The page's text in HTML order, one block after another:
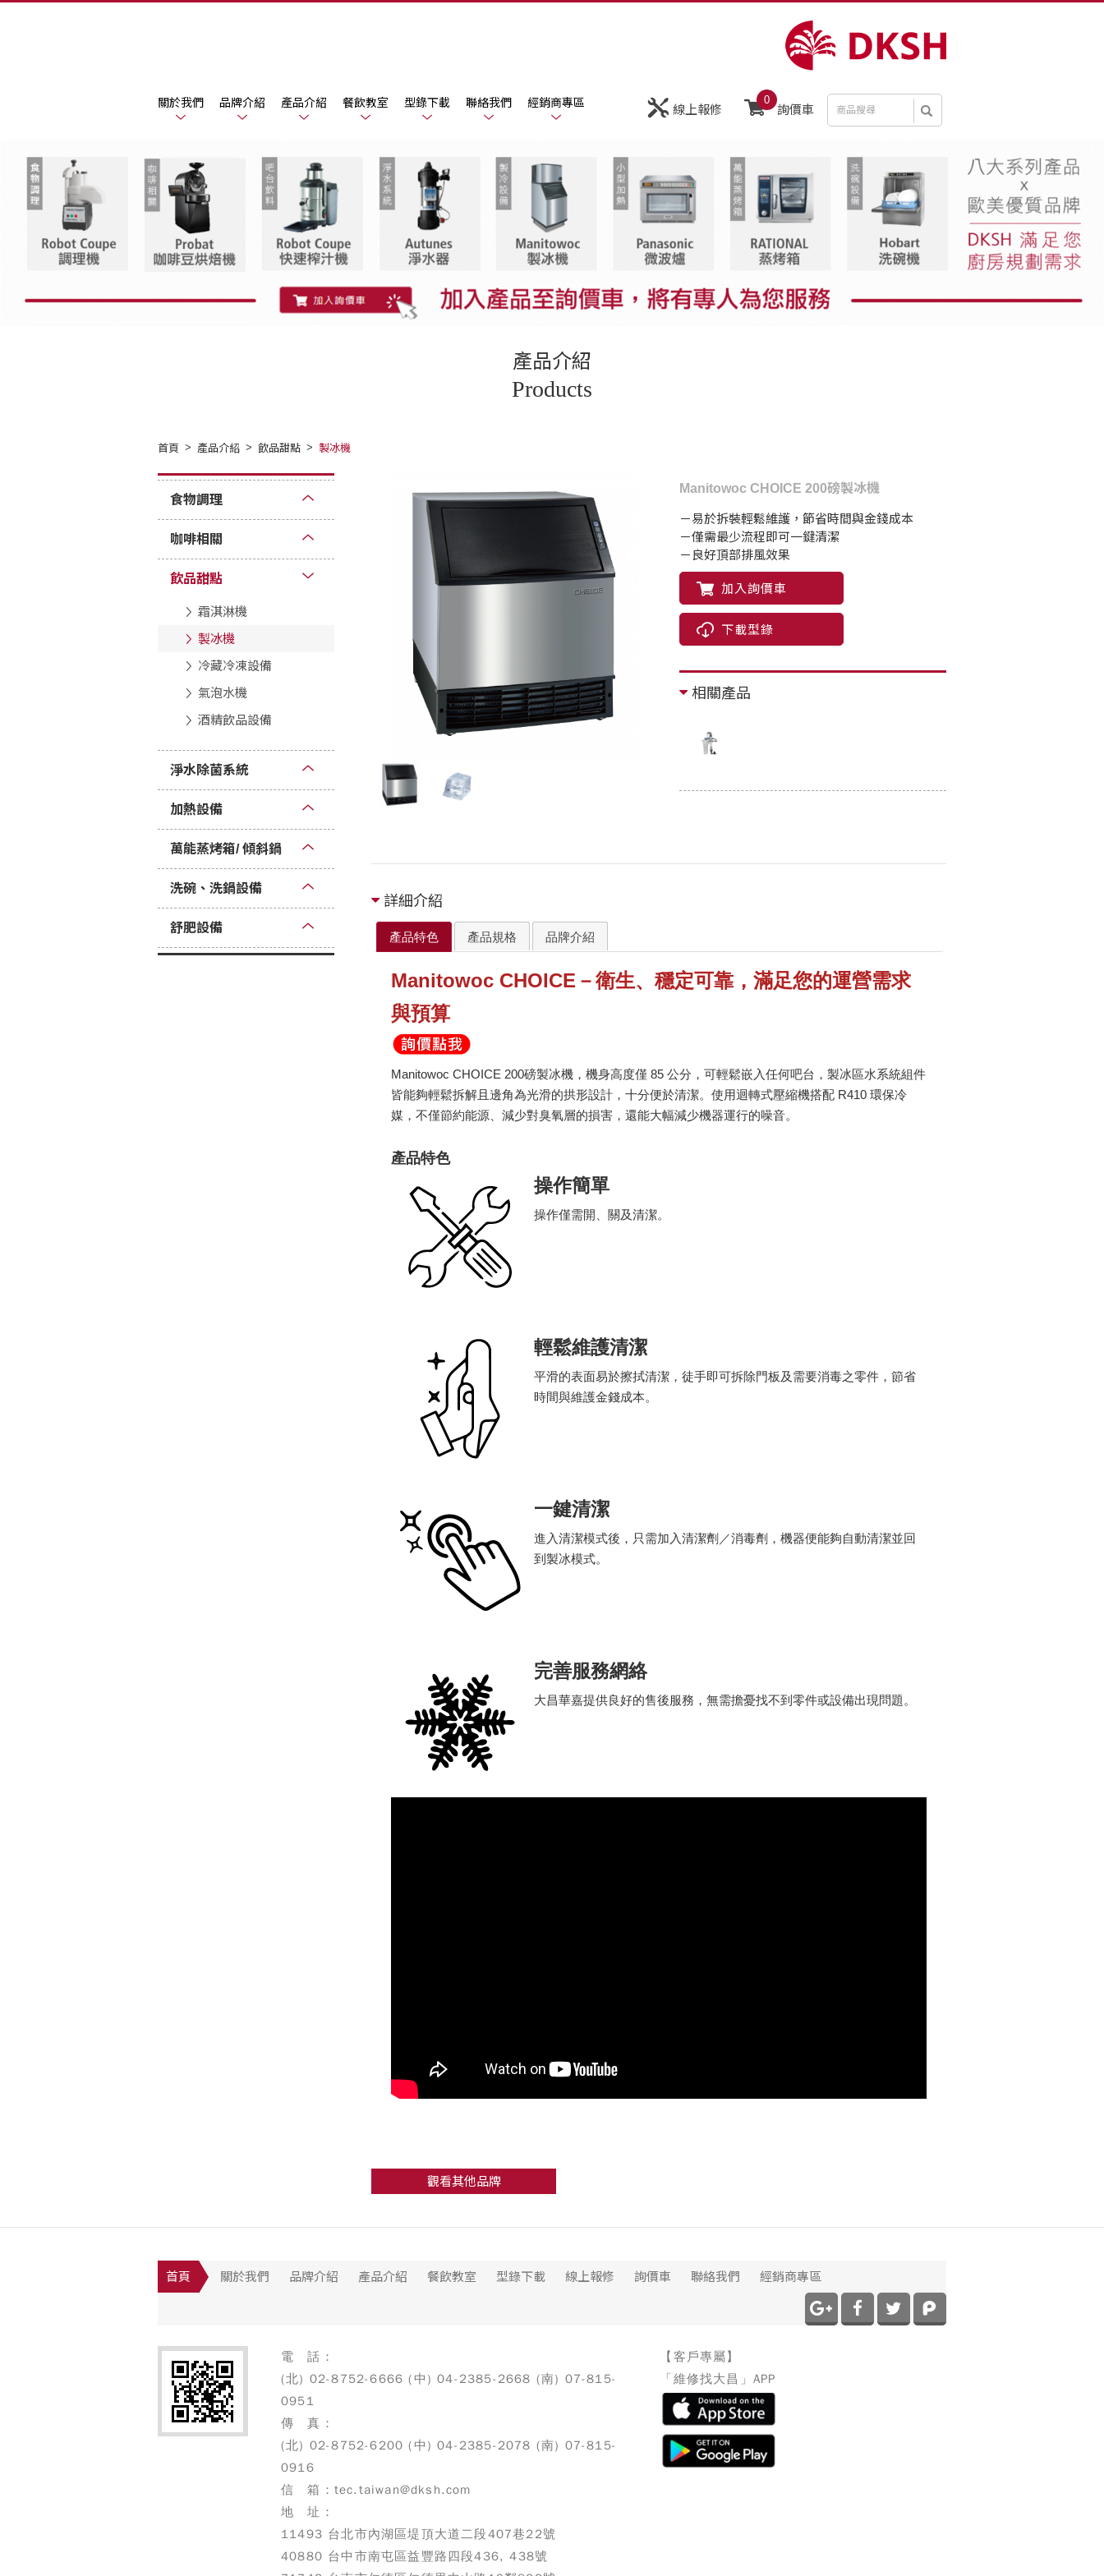
線上報修 詢價車
0
關於我們 品牌介紹 產品介紹 餐飲教室 型錄下載 聯絡我們 經銷商專區
產品介紹
Products
首頁 產品介紹 飲品甜點 製冰機
食物調理
咖啡相關
飲品甜點
霜淇淋機
製冰機
冷藏冷凍設備
氣泡水機
酒精飲品設備
淨水除菌系統
加熱設備
萬能蒸烤箱/ 傾斜鍋
洗碗、洗鍋設備
舒肥設備
Manitowoc CHOICE 200磅製冰機
－易於拆裝輕鬆維護，節省時間與金錢成本
－僅需最少流程即可一鍵清潔
－良好頂部排風效果
加入詢價車
下載型錄
相關產品
詳細介紹
產品特色 產品規格 品牌介紹
Manitowoc CHOICE－衛生、穩定可靠，滿足您的運營需求
與預算
Manitowoc CHOICE 200磅製冰機，機身高度僅 85 公分，可輕鬆嵌入任何吧台，製冰區水系統組件
皆能夠輕鬆拆解且邊角為光滑的拱形設計，十分便於清潔。使用迴轉式壓縮機搭配 R410 環保冷
媒，不僅節約能源、減少對臭氧層的損害，還能大幅減少機器運行的噪音。
產品特色
操作簡單
操作僅需開、關及清潔。
輕鬆維護清潔
​平滑的表面易於擦拭清潔，徒手即可拆除門板及需要消毒之零件，節省
時間與維護金錢成本。
一鍵清潔
進入清潔模式後，只需加入清潔劑／消毒劑，機器便能夠自動清潔並回
到製冰模式。
完善服務網絡
大昌華嘉提供良好的售後服務，無需擔憂找不到零件或設備出現問題。
觀看其他品牌
首頁 關於我們 品牌介紹 產品介紹 餐飲教室 型錄下載 線上報修 詢價車 聯絡我們 經銷商專區
電 話：
(北) 02-8752-6666 (中) 04-2385-2668 (南) 07-815-
0951
傳 真：
(北) 02-8752-6200 (中) 04-2385-2078 (南) 07-815-
0916
信 箱：tec.taiwan@dksh.com
地 址：
11493 台北市內湖區堤頂大道二段407巷22號
40880 台中市南屯區益豐路四段436, 438號
【客戶專屬】
「維修找大昌」APP